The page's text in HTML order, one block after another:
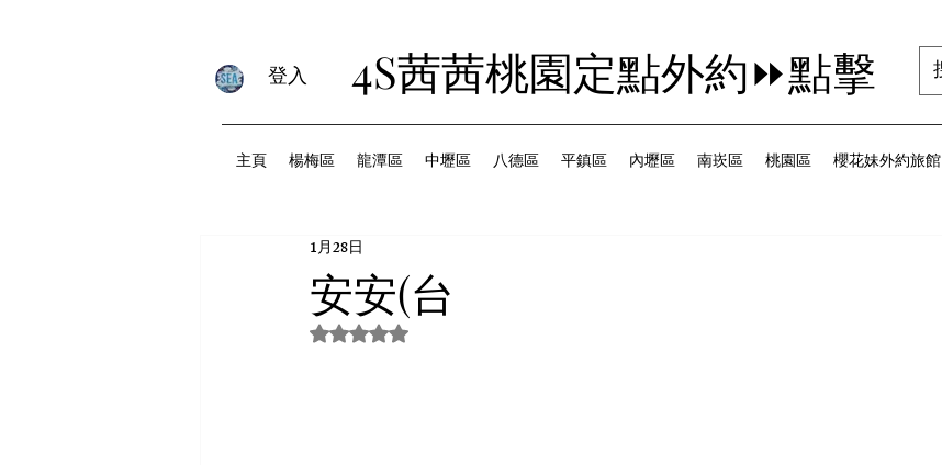
登入 4S茜茜桃園定點外約⏩點擊
主頁 楊梅區 龍潭區 中壢區 八德區 平鎮區 內壢區 南崁區 桃園區 櫻花妹外約旅館
安安(台
1月28日
評等為 NaN（最高為 5 顆星）。